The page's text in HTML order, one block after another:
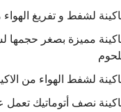
لشفط و تفريغ
مميزة بصغر حجمها
لشفط الهواء من
نصف أتوماتيك